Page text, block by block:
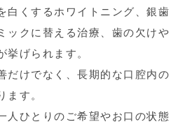
白くするホワイトニング、銀歯
ックに替える治療、歯の欠けや
挙げられます。
だけでなく、長期的な口腔内の
ます。
人ひとりのご希望やお口の状態